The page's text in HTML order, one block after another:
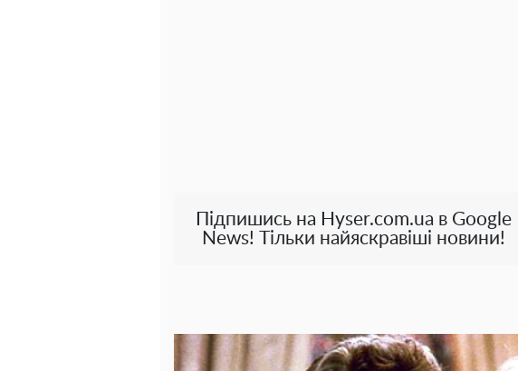
Підпишись на Hyser.com.ua в Google
News! Тільки найяскравіші новини!